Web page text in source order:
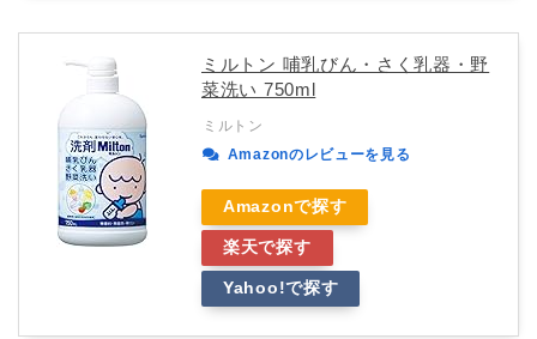
ミルトン 哺乳びん・さく乳器・野
菜洗い 750ml
ミルトン
Amazonのレビューを見る
Amazonで探す
楽天で探す
Yahoo!で探す